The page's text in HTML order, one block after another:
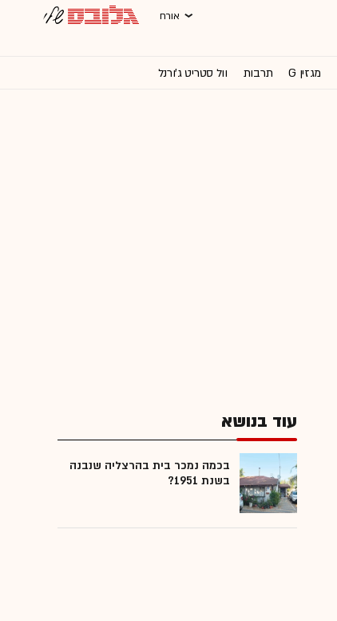
אורח
מגזין G תרבות וול סטריט ג'ורנל
עוד בנושא
בכמה נמכר בית בהרצליה שנבנה
בשנת 1951?